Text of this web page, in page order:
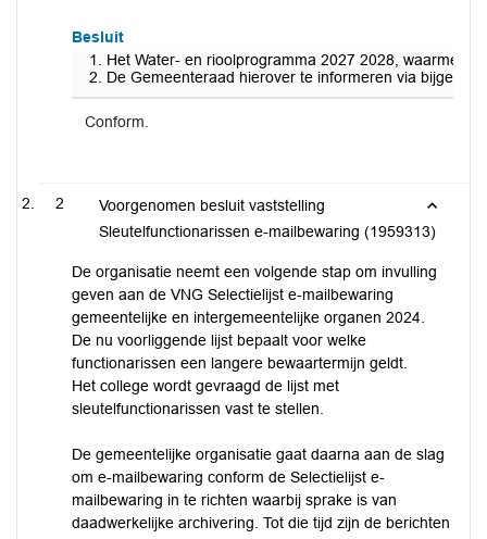
Besluit
Het Water- en rioolprogramma 2027 2028, waarmee
De Gemeenteraad hierover te informeren via
Conform.
2
Voorgenomen besluit vaststelling
Sleutelfunctionarissen e-mailbewaring (1959313)
De organisatie neemt een volgende stap om invulling
geven aan de VNG Selectielijst e-mailbewaring
gemeentelijke en intergemeentelijke organen 2024.
De nu voorliggende lijst bepaalt voor welke
functionarissen een langere bewaartermijn geldt.
Het college wordt gevraagd de lijst met
sleutelfunctionarissen vast te stellen.
De gemeentelijke organisatie gaat daarna aan de slag
om e-mailbewaring conform de Selectielijst e-
mailbewaring in te richten waarbij sprake is van
daadwerkelijke archivering. Tot die tijd zijn de berichten